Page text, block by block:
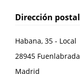
Dirección postal
Habana, 35 - Local
28945 Fuenlabrada
Madrid